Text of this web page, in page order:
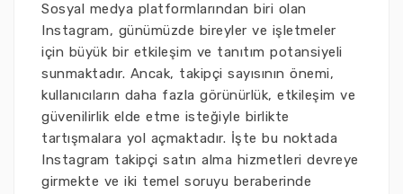
Sosyal medya platformlarından biri olan
Instagram, günümüzde bireyler ve işletmeler
için büyük bir etkileşim ve tanıtım potansiyeli
sunmaktadır. Ancak, takipçi sayısının önemi,
kullanıcıların daha fazla görünürlük, etkileşim ve
güvenilirlik elde etme isteğiyle birlikte
tartışmalara yol açmaktadır. İşte bu noktada
Instagram takipçi satın alma hizmetleri devreye
girmekte ve iki temel soruyu beraberinde